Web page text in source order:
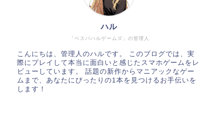
「ベスパハルゲームズ」の管理人
ハル
こんにちは、管理人のハルです。 このブログでは、実
際にプレイして本当に面白いと感じたスマホゲームをレ
ビューしています。 話題の新作からマニアックなゲー
ムまで、あなたにぴったりの1本を見つけるお手伝いを
します！